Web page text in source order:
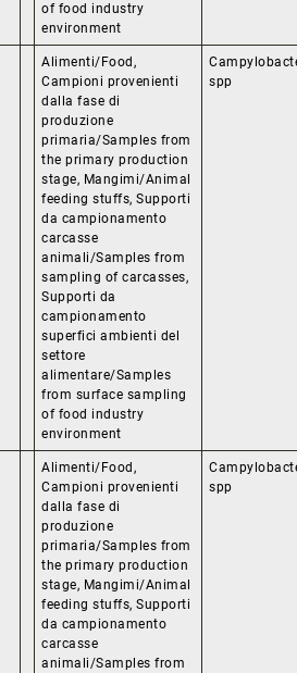
of food industry
environment
Alimenti/Food,
Campioni provenienti
dalla fase di
produzione
primaria/Samples from
the primary production
stage, Mangimi/Animal
feeding stuffs, Supporti
da campionamento
carcasse
animali/Samples from
sampling of carcasses,
Supporti da
campionamento
superfici ambienti del
settore
alimentare/Samples
from surface sampling
of food industry
environment
spp
Alimenti/Food,
Campioni provenienti
dalla fase di
produzione
primaria/Samples from
the primary production
stage, Mangimi/Animal
feeding stuffs, Supporti
da campionamento
carcasse
animali/Samples from
spp